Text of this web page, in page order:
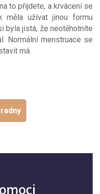
to přijdete, a krvácení se
užívat jinou formu
byla jistá, že neotěhotníte
Normální menstruace se
má.